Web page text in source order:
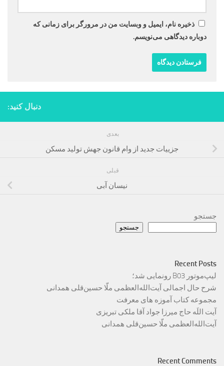
ذخیره نام، ایمیل و وبسایت من در مرورگر برای زمانی که
دوباره دیدگاهی می‌نویسم.
دنبال کنید:
بعدی
جزيیات جدید از وام قانون جهش تولید مسکن
قبلی
نیسان آبی
جستجو
جستجو
Recent Posts
لیپ‌موتور B03 رونمایی شد؛
شرح حال اجمالی آیت‌الله‌العظمی ملّا حسین‌قلی همدانی
مجموعه کتاب آموزه های معرفت
آیت اللَه حاج میرزا جواد آقا ملکی تبریزی
آیت‌الله‌العظمی ملّا حسین‌قلی همدانی
Recent Comments